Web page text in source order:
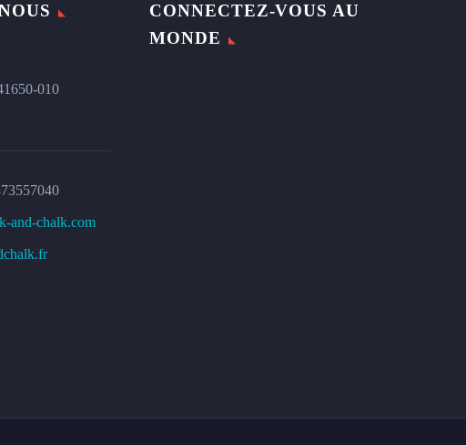
010
and-chalk.com
CONNECTEZ-VOUS AU
MONDE